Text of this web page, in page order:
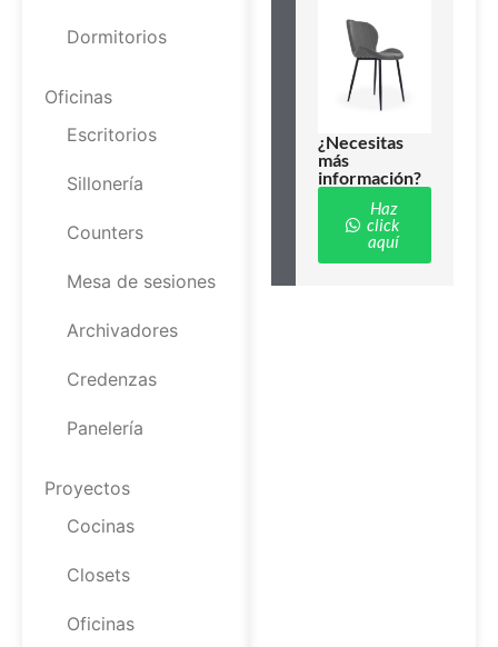
Dormitorios
Oficinas
Escritorios
Sillonería
Counters
Mesa de sesiones
Archivadores
Credenzas
Panelería
Proyectos
Cocinas
Closets
Oficinas
¿Necesitas
más
información?
Haz
click
aquí